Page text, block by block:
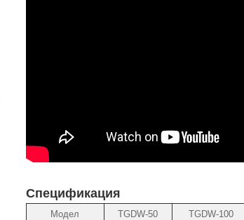
Спецификация
Модел TGDW-50 TGDW-100